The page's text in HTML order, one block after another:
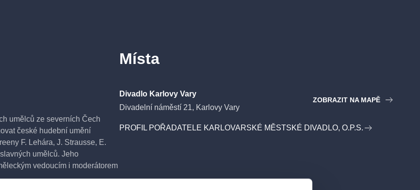
umělců ze severních Čech
české hudební umění
F. Lehára, J. Strausse, E.
umělců. Jeho
vedoucím i moderátorem
Místa
Divadlo Karlovy Vary
Divadelní náměstí 21, Karlovy Vary
ZOBRAZIT NA MAPĚ
PROFIL POŘADATELE KARLOVARSKÉ MĚSTSKÉ DIVADLO, O.P.S.